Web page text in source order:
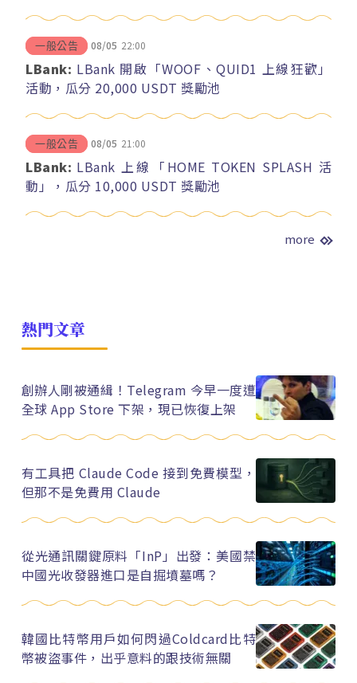
一般公告 08/05 22:00
LBank: LBank 開啟「WOOF、QUID1 上線狂歡」
活動，瓜分 20,000 USDT 獎勵池
一般公告 08/05 21:00
LBank: LBank 上線「HOME TOKEN SPLASH 活
動」，瓜分 10,000 USDT 獎勵池
more
熱門文章
創辦人剛被通緝！Telegram 今早一度遭
全球 App Store 下架，現已恢復上架
有工具把 Claude Code 接到免費模型，
但那不是免費用 Claude
從光通訊關鍵原料「InP」出發：美國禁
中國光收發器進口是自掘墳墓嗎？
韓國比特幣用戶如何閃過Coldcard比特
幣被盜事件，出乎意料的跟技術無關